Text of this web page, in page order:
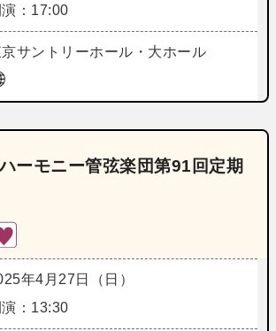
演：17:00
サントリーホール・大ホール
ーモニー管弦楽団第91回定期
年4月27日（日）
演：13:30